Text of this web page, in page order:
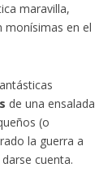
maravilla,
monísimas en el
de una ensalada
(o
la guerra a
cuenta.